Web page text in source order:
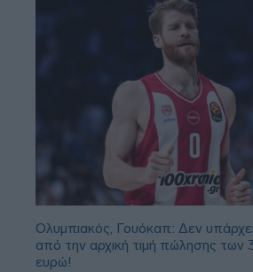
Ολυμπιακός, Γουόκαπ: Δεν
από την αρχική τιμή πώλησης των
ευρώ!